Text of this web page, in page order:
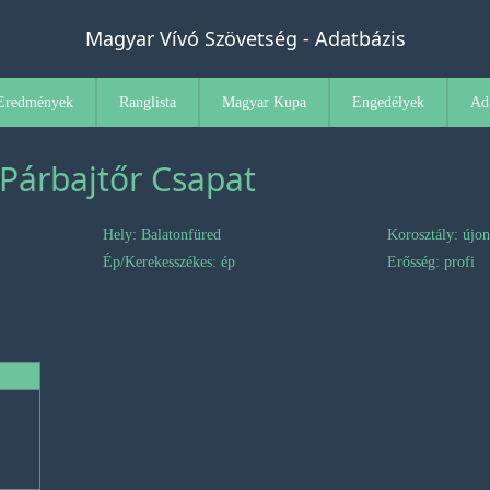
Magyar Vívó Szövetség - Adatbázis
Ranglista Magyar Kupa Engedélyek
Csapat
Hely: Balatonfüred Korosztály:
Ép/Kerekesszékes: ép Erősség: profi